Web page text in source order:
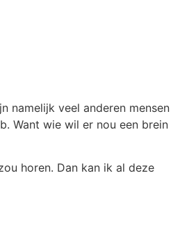
namelijk veel anderen mensen
Want wie wil er nou een brein
horen. Dan kan ik al deze